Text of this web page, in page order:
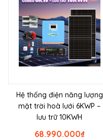
Hệ thống điện năng lượng
mặt trời hoà lưới 6KWP –
lưu trữ 10KWH
₫
68.990.000